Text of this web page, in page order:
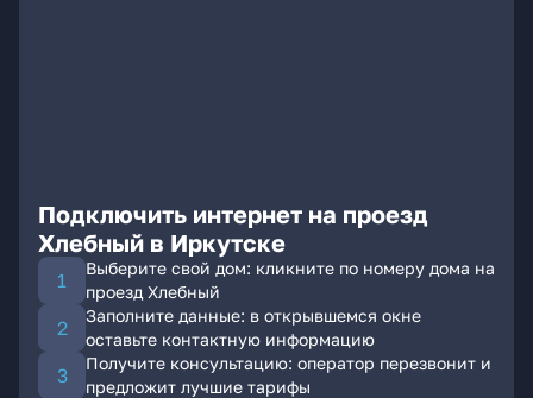
Подключить интернет на проезд
Хлебный в Иркутске
Выберите свой дом: кликните по номеру дома на
проезд Хлебный
Заполните данные: в открывшемся окне
оставьте контактную информацию
Получите консультацию: оператор перезвонит и
предложит лучшие тарифы